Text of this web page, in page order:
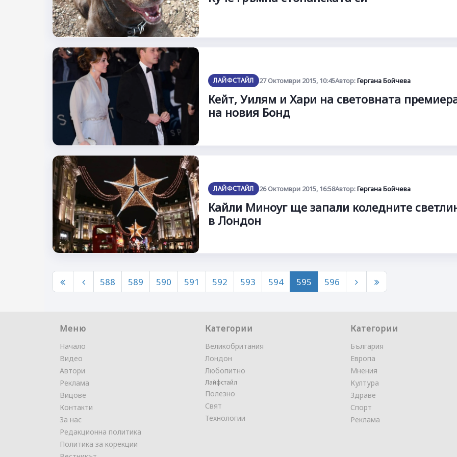
ЛАЙФСТАЙЛ 27 Октомври 2015, 10:45Автор:Гергана Бойчева
Кейт, Уилям и Хари на световната
на новия Бонд
ЛАЙФСТАЙЛ 26 Октомври 2015, 16:58Автор:Гергана Бойчева
Кайли Миноуг ще запали коледните
в Лондон
588 589 590 591 592 593 594 595 596
Меню
Начало
Видео
Автори
Реклама
Вицове
Контакти
За нас
Редакционна политика
Политика за корекции
Категории
Великобритания
Лондон
Любопитно
Лайфстайл
Полезно
Свят
Технологии
Категории
България
Европа
Мнения
Култура
Здраве
Спорт
Реклама